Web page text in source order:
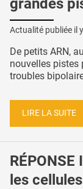
grandes
Actualité publiée il
De petits ARN,
nouvelles pistes
troubles
LIRE LA SUITE
les